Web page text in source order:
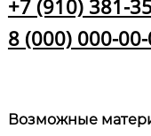
+7 (910) 381-
8 (000) 000-
Возможные